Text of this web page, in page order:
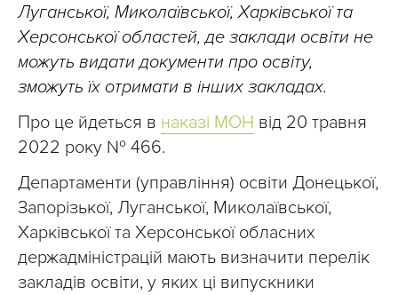
Луганської, Миколаївської, Харківської та
Херсонської областей, де заклади освіти не
можуть видати документи про освіту,
зможуть їх отримати в інших закладах.
Про це йдеться в наказі МОН від 20 травня
2022 року № 466.
Департаменти (управління) освіти Донецької,
Запорізької, Луганської, Миколаївської,
Харківської та Херсонської обласних
держадміністрацій мають визначити перелік
закладів освіти, у яких ці випускники